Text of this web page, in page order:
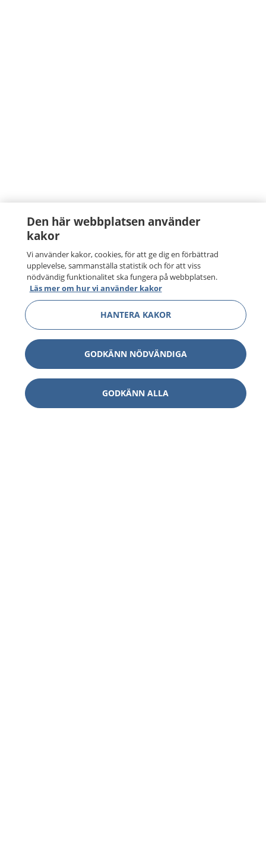
Den här webbplatsen använder
kakor
Vi använder kakor, cookies, för att ge dig en förbättrad
upplevelse, sammanställa statistik och för att viss
nödvändig funktionalitet ska fungera på webbplatsen.
Läs mer om hur vi använder kakor
HANTERA KAKOR
GODKÄNN NÖDVÄNDIGA
GODKÄNN ALLA